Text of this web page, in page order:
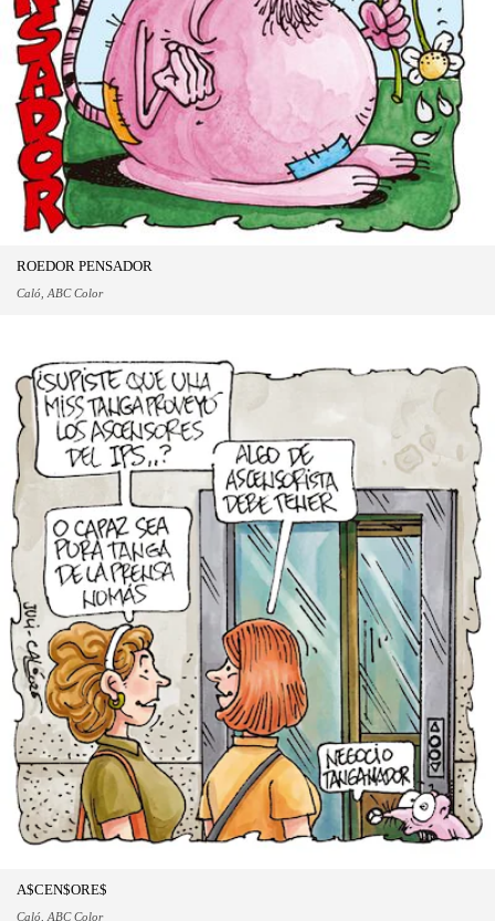
ROEDOR PENSADOR
Caló, ABC Color
A$CEN$ORE$
Caló, ABC Color